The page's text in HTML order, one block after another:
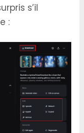
s’il
: